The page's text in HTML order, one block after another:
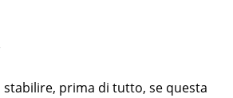
stabilire, prima di tutto, se questa